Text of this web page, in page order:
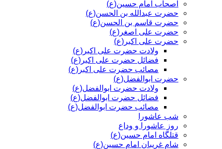
اصحاب امام حسین(ع)
حضرت عبدالله بن الحسن(ع)
حضرت قاسم بن الحسن(ع)
حضرت علی اصغر(ع)
حضرت علی اکبر(ع)
ولادت حضرت علی اکبر(ع)
فضائل حضرت علی اکبر(ع)
مصائب حضرت علی اکبر(ع)
حضرت ابوالفضل(ع)
ولادت حضرت ابوالفضل(ع)
فضائل حضرت ابوالفضل(ع)
مصائب حضرت ابوالفضل(ع)
شب عاشورا
روز عاشورا و وداع
قتلگاه امام حسین(ع)
شام غریبان امام حسین(ع)